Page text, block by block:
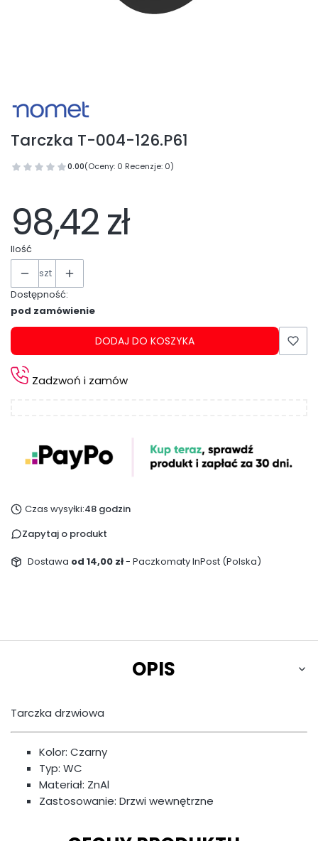
Tarczka T-004-126.P61
0.00(Oceny: 0 Recenzje: 0)
98,42 zł
Ilość
szt
Dostępność:
pod zamówienie
DODAJ DO KOSZYKA
Zadzwoń i zamów
Czas wysyłki:48 godzin
Zapytaj o produkt
Dostawa od 14,00 zł- Paczkomaty InPost (Polska)
OPIS
Tarczka drzwiowa
Kolor: Czarny
Typ: WC
Materiał: ZnAl
Zastosowanie: Drzwi wewnętrzne